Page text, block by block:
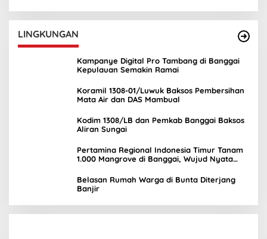
LINGKUNGAN
Kampanye Digital Pro Tambang di Banggai
Kepulauan Semakin Ramai
Koramil 1308-01/Luwuk Baksos Pembersihan
Mata Air dan DAS Mambual
Kodim 1308/LB dan Pemkab Banggai Baksos
Aliran Sungai
Pertamina Regional Indonesia Timur Tanam
1.000 Mangrove di Banggai, Wujud Nyata
Belasan Rumah Warga di Bunta Diterjang
Banjir